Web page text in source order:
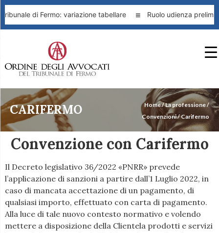
di Fermo: variazione tabellare Ruolo udienza
CARIFERMO Home/La professione/
Convenzioni/Carifermo
Convenzione con Carifermo
Il Decreto legislativo 36/2022 «PNRR» prevede
l’applicazione di sanzioni a partire dall’1 Luglio 2022, in
caso di mancata accettazione di un pagamento, di
qualsiasi importo, effettuato con carta di pagamento.
Alla luce di tale nuovo contesto normativo e volendo
mettere a disposizione della Clientela prodotti e servizi